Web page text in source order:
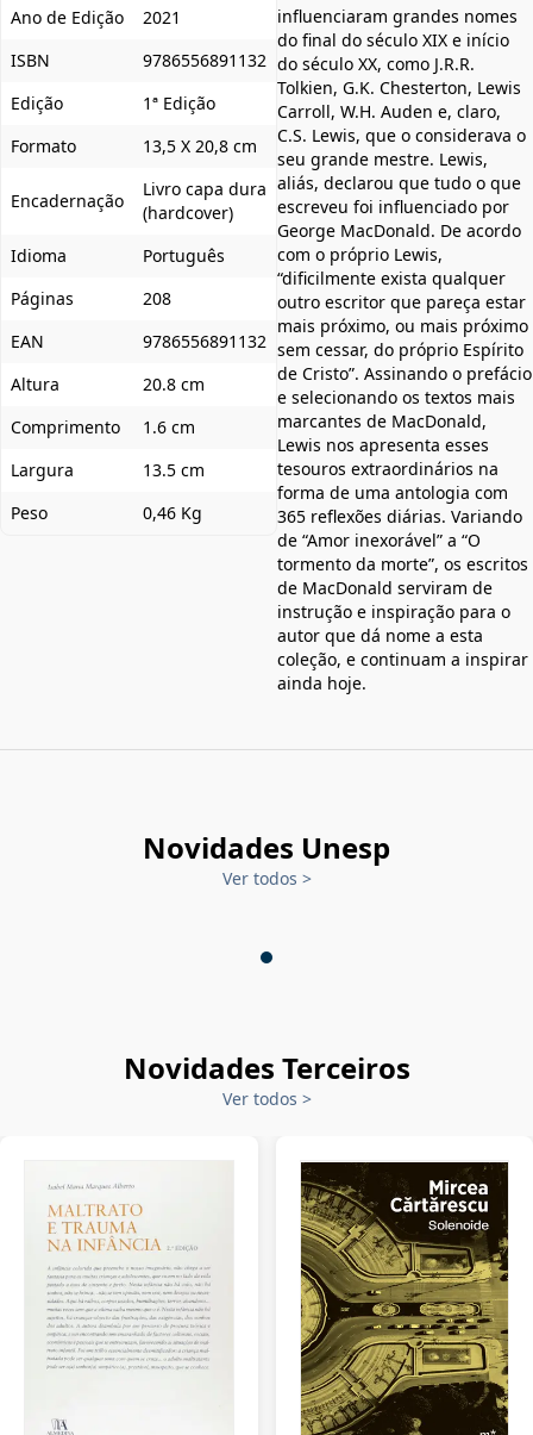
Ano de Edição
2021
ISBN
9786556891132
Edição
1ª Edição
Formato
13,5 X 20,8 cm
Encadernação
Livro capa dura
(hardcover)
Idioma
Português
Páginas
208
EAN
9786556891132
Altura
20.8 cm
Comprimento
1.6 cm
Largura
13.5 cm
Peso
0,46 Kg
influenciaram grandes nomes
do final do século XIX e início
do século XX, como J.R.R.
Tolkien, G.K. Chesterton, Lewis
Carroll, W.H. Auden e, claro,
C.S. Lewis, que o considerava o
seu grande mestre. Lewis,
aliás, declarou que tudo o que
escreveu foi influenciado por
George MacDonald. De acordo
com o próprio Lewis,
“dificilmente exista qualquer
outro escritor que pareça estar
mais próximo, ou mais próximo
sem cessar, do próprio Espírito
de Cristo”. Assinando o prefácio
e selecionando os textos mais
marcantes de MacDonald,
Lewis nos apresenta esses
tesouros extraordinários na
forma de uma antologia com
365 reflexões diárias. Variando
de “Amor inexorável” a “O
tormento da morte”, os escritos
de MacDonald serviram de
instrução e inspiração para o
autor que dá nome a esta
coleção, e continuam a inspirar
ainda hoje.
Novidades Unesp
Ver todos >
Novidades Terceiros
Ver todos >